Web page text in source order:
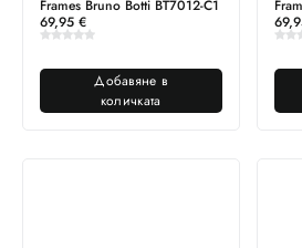
Frames Bruno Botti BT7012-C1
69,95 €
Добавяне в
количката